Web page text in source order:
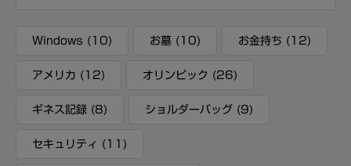
Windows (10) お墓 (10) お金持ち (12)
アメリカ (12) オリンピック (26)
ギネス記録 (8) ショルダーバッグ (9)
セキュリティ (11)